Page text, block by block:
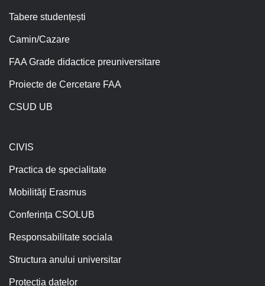
Tabere studențești
Camin/Cazare
FAA Grade didactice preuniversitare
Proiecte de Cercetare FAA
CSUD UB
CIVIS
Practica de specialitate
Mobilităţi Erasmus
Conferința CSOLUB
Responsabilitate sociala
Structura anului universitar
Protecția datelor